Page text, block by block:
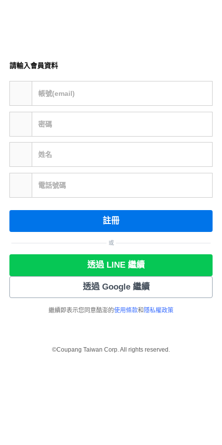
請輸入會員資料
帳號(email)
密碼
姓名
電話號碼
註冊
或
透過 LINE 繼續
透過 Google 繼續
繼續即表示您同意酷澎的使用條款和 隱私權政策
©Coupang Taiwan Corp. All rights reserved.